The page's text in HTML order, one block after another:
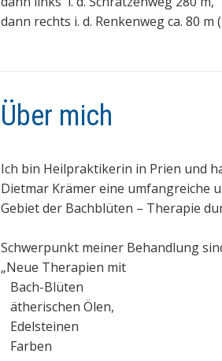
dann rechts i. d. Renkenweg ca. 80
Über mich
Ich bin Heilpraktikerin in Prien und
Dietmar Krämer eine umfangreiche
Gebiet der Bachblüten – Therapie
Schwerpunkt meiner Behandlung
„Neue Therapien mit
Bach-Blüten
ätherischen Ölen,
Edelsteinen
Farben